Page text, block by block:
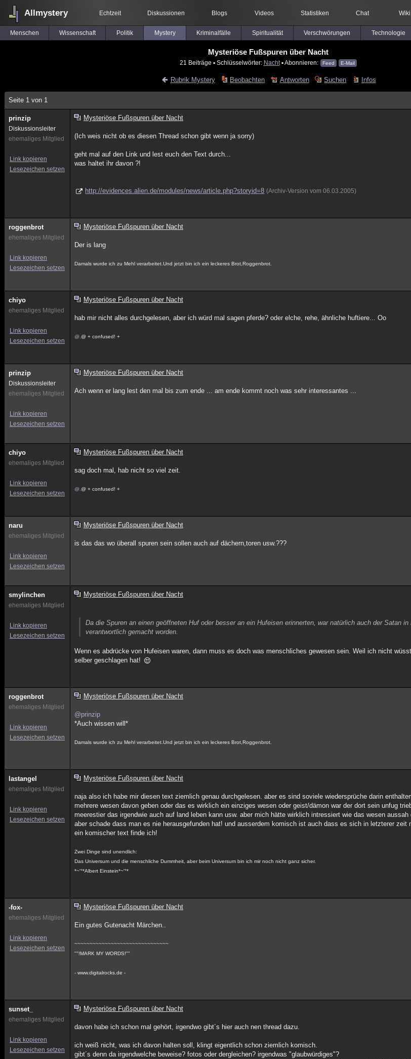
Allmystery Echtzeit Diskussionen Blogs Videos Statistiken Chat Wiki
Menschen Wissenschaft Politik Mystery Kriminalfälle Spiritualität Verschwörungen Technologie
Mysteriöse Fußspuren über Nacht
21 Beiträge ▪ Schlüsselwörter: Nacht▪ Abonnieren: Feed E-Mail
Rubrik Mystery Beobachten Antworten Suchen Infos
Seite 1 von 1
prinzip
Diskussionsleiter
ehemaliges Mitglied
Link kopieren
Lesezeichen setzen
Mysteriöse Fußspuren über Nacht
(Ich weis nicht ob es diesen Thread schon gibt wenn ja sorry)
geht mal auf den Link und lest euch den Text durch...
was haltet ihr davon ?!
http://evidences.alien.de/modules/news/article.php?storyid=8 (Archiv-Version vom 06.03.2005)
roggenbrot
ehemaliges Mitglied
Link kopieren
Lesezeichen setzen
Mysteriöse Fußspuren über Nacht
Der is lang
Damals wurde ich zu Mehl verarbeitet.Und jetzt bin ich ein leckeres Brot,Roggenbrot.
chiyo
ehemaliges Mitglied
Link kopieren
Lesezeichen setzen
Mysteriöse Fußspuren über Nacht
hab mir nicht alles durchgelesen, aber ich würd mal sagen pferde? oder elche, rehe, ähnliche huftiere... Oo
@.@ + confused! +
prinzip
Diskussionsleiter
ehemaliges Mitglied
Link kopieren
Lesezeichen setzen
Mysteriöse Fußspuren über Nacht
Ach wenn er lang lest den mal bis zum ende ... am ende kommt noch was sehr interessantes ...
chiyo
ehemaliges Mitglied
Link kopieren
Lesezeichen setzen
Mysteriöse Fußspuren über Nacht
sag doch mal, hab nicht so viel zeit.
@.@ + confused! +
naru
ehemaliges Mitglied
Link kopieren
Lesezeichen setzen
Mysteriöse Fußspuren über Nacht
is das das wo überall spuren sein sollen auch auf dächern,toren usw.???
smylinchen
ehemaliges Mitglied
Link kopieren
Lesezeichen setzen
Mysteriöse Fußspuren über Nacht
Da die Spuren an einen geöffneten Huf oder besser an ein Hufeisen erinnerten, war natürlich auch der Satan
verantwortlich gemacht worden.
Wenn es abdrücke von Hufeisen waren, dann muss es doch was menschliches gewesen sein. Weil ich nicht
selber geschlagen hat!
roggenbrot
ehemaliges Mitglied
Link kopieren
Lesezeichen setzen
Mysteriöse Fußspuren über Nacht
@prinzip
*Auch wissen will*
Damals wurde ich zu Mehl verarbeitet.Und jetzt bin ich ein leckeres Brot,Roggenbrot.
lastangel
ehemaliges Mitglied
Link kopieren
Lesezeichen setzen
Mysteriöse Fußspuren über Nacht
naja also ich habe mir diesen text ziemlich genau durchgelesen. aber es sind soviele wiedersprüche darin
mehrere wesen davon geben oder das es wirklich ein einziges wesen oder geist/dämon war der dort sein unfug
meerestier das irgendwie auch auf land leben kann usw. aber mich hätte wirklich intressiert wie das wesen aussah
aber schade dass man es nie herausgefunden hat! und ausserdem komisch ist auch dass es sich in letzterer zeit
ein komischer text finde ich!
Zwei Dinge sind unendlich:
Das Universum und die menschliche Dummheit, aber beim Universum bin ich mir noch nicht ganz sicher.
*~'°*Albert Einstein*~'°*
-fox-
ehemaliges Mitglied
Link kopieren
Lesezeichen setzen
Mysteriöse Fußspuren über Nacht
Ein gutes Gutenacht Märchen..
~~~~~~~~~~~~~~~~~~~~~~~~~~~~~~~
""!MARK MY WORDS!""
- www.digitalrocks.de -
sunset_
ehemaliges Mitglied
Link kopieren
Lesezeichen setzen
Mysteriöse Fußspuren über Nacht
davon habe ich schon mal gehört, irgendwo gibt´s hier auch nen thread dazu.
ich weiß nicht, was ich davon halten soll, klingt eigentlich schon ziemlich komisch.
gibt´s denn da irgendwelche beweise? fotos oder dergleichen? irgendwas "glaubwürdiges"?